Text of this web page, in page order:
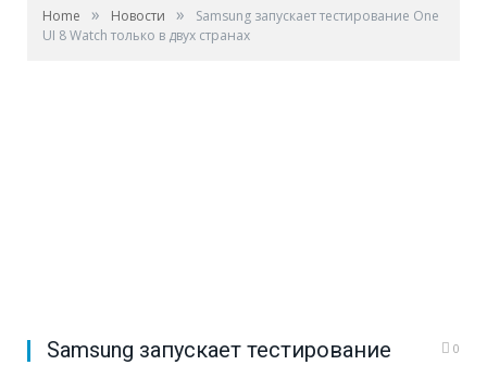
Home » Новости »
Samsung запускает тестирование One
UI 8 Watch только в двух странах
Samsung запускает тестирование
0